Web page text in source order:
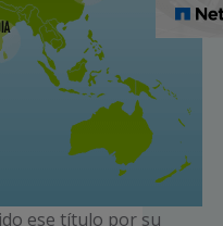
ese título por su